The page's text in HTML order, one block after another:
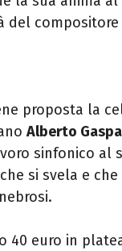
del compositore
proposta la
Alberto
sinfonico al
si svela e
40 euro in